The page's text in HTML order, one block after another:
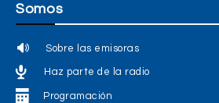
Somos
Sobre las emisoras
Haz parte de la radio
Programación